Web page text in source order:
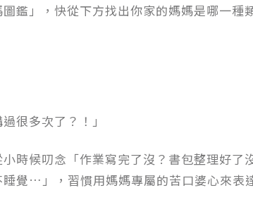
鑑」，快從下方找出你家的媽媽是哪一種
很多次了？！」
時候叨念「作業寫完了沒？書包整理好了
覺…」，習慣用媽媽專屬的苦口婆心來表